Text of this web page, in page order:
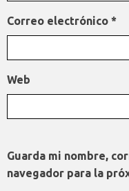
Correo electrónico *
Web
Guarda mi nombre,
navegador para la